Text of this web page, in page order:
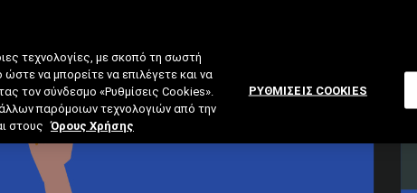
τεχνολογίες, με σκοπό τη σωστή
να μπορείτε να επιλέγετε και να
τον σύνδεσμο «Ρυθμίσεις Cookies».
παρόμοιων τεχνολογιών από την
στους Όρους Χρήσης
ΡΥΘΜΙΣΕΙΣ COOKIES